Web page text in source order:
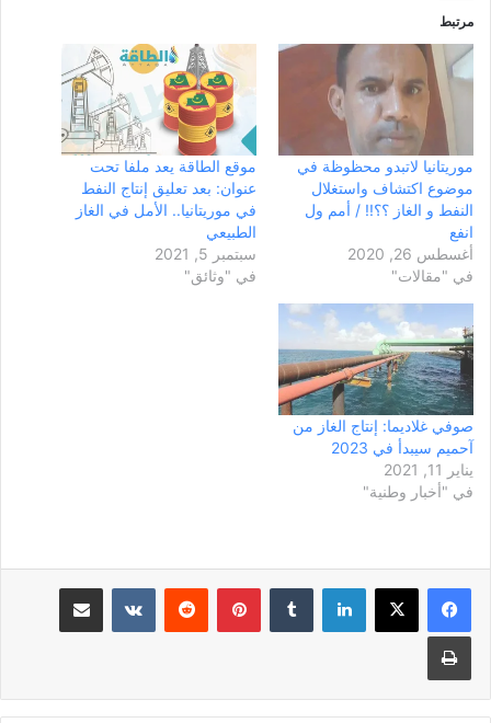
مرتبط
موريتانيا لاتبدو محظوظة في
موضوع اكتشاف واستغلال
النفط و الغاز ؟؟!! / أمم ول
انفع
أغسطس 26, 2020
في "مقالات"
موقع الطاقة يعد ملفا تحت
عنوان: بعد تعليق إنتاج النفط
في موريتانيا.. الأمل في الغاز
الطبيعي
سبتمبر 5, 2021
في "وثائق"
صوفي غلاديما: إنتاج الغاز من
آحميم سيبدأ في 2023
يناير 11, 2021
في "أخبار وطنية"
لينكدإن بينتيريست مشاركة عبر البريد
طباعة